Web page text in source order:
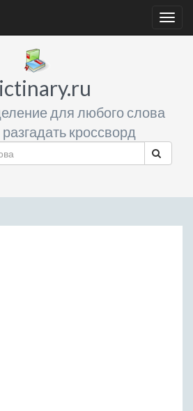
для любого слова
кроссворд